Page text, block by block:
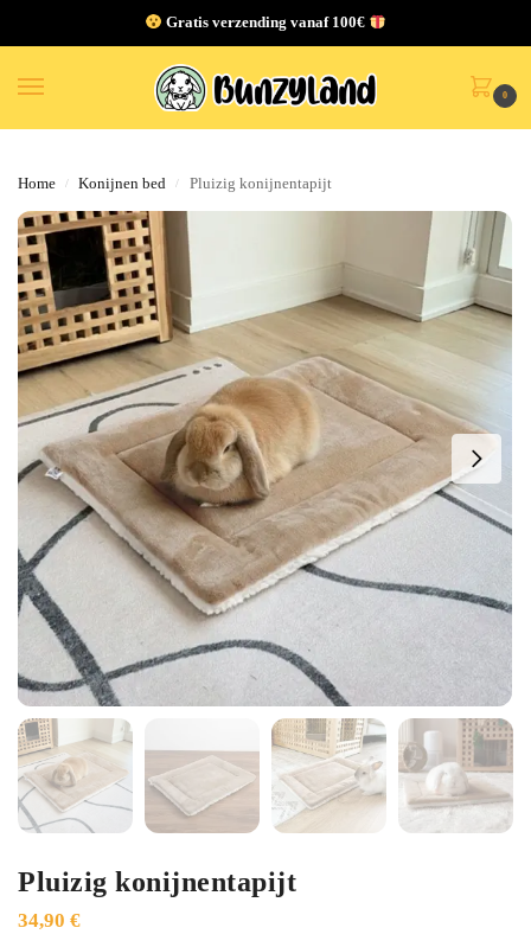
Gratis verzending vanaf 100€
0
Home / Konijnen bed / Pluizig konijnentapijt
Pluizig konijnentapijt
34,90 €